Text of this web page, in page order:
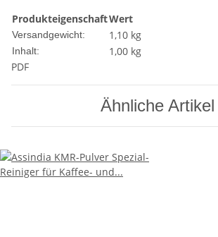
ProdukteigenschaftWert
Versandgewicht: 1,10 kg
Inhalt:
1,00 kg
PDF
Ähnliche Artikel